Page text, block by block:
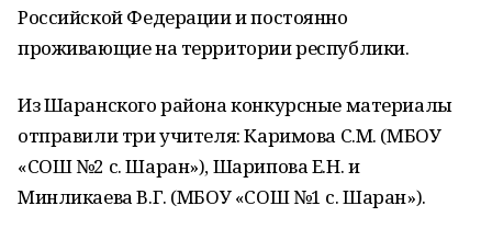
Российской Федерации и постоянно
проживающие на территории республики.
Из Шаранского района конкурсные материалы
отправили три учителя: Каримова С.М. (МБОУ
«СОШ №2 с. Шаран»), Шарипова Е.Н. и
Минликаева В.Г. (МБОУ «СОШ №1 с. Шаран»).